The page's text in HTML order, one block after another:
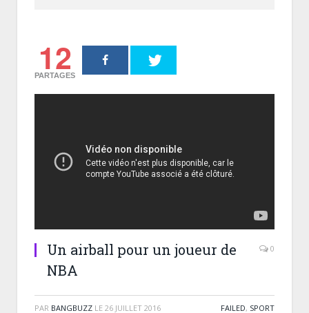
12
PARTAGES
Un airball pour un joueur de
NBA
0
PAR BANGBUZZ LE 26 JUILLET 2016 FAILED, SPORT